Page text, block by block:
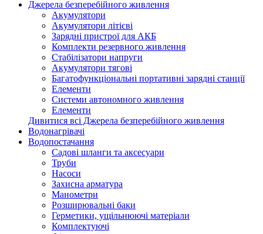
Джерела безперебійного живлення
Акумулятори
Акумулятори літієві
Зарядні пристрої для АКБ
Комплекти резервного живлення
Стабілізатори напруги
Акумулятори тягові
Багатофункціональні портативні зарядні станції
Елементи
Системи автономного живлення
Елементи
Дивитися всі Джерела безперебійного живлення
Водонагрівачі
Водопостачання
Садові шланги та аксесуари
Труби
Насоси
Захисна арматура
Манометри
Розширювальні баки
Герметики, ущільнюючі матеріали
Комплектуючі